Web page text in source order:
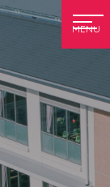
MENU